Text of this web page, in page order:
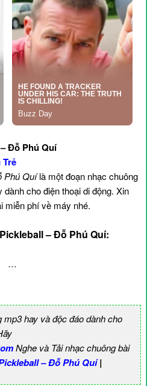
Đỗ Phú Quí
Trẻ
Phú Quílà một đoạn nhạc chuông
cho điện thoại di động. Xin
miễn phí về máy nhé.
– Đỗ Phú Quí:
…
hay và độc đáo dành cho
Nghe và Tải nhạc chuông bài
– Đỗ Phú Quí|